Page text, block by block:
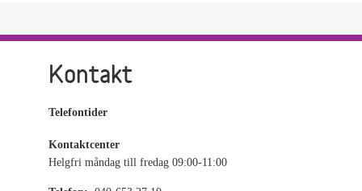
Kontakt
Telefontider
Kontaktcenter
Helgfri måndag till fredag 09:00-11:00